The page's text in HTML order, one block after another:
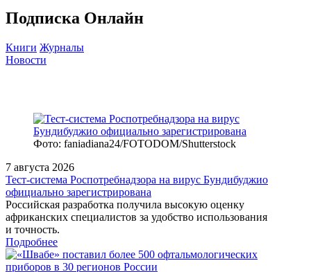
Подписка Онлайн
Книги Журналы
Новости
Фото: faniadiana24/FOTODOM/Shutterstock
7 августа 2026
Тест‑система Роспотребнадзора на вирус Бундибуджио
официально зарегистрирована
Российская разработка получила высокую оценку
африканских специалистов за удобство использования
и точность.
Подробнее